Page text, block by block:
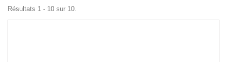
Résultats 1 - 10 sur 10.